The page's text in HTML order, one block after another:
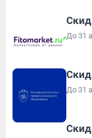
До 31
До 31